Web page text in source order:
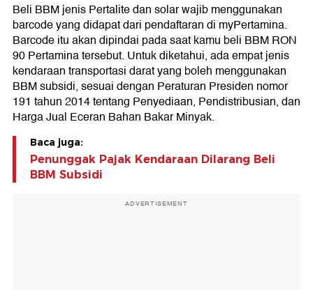
Beli BBM jenis Pertalite dan solar wajib menggunakan
barcode yang didapat dari pendaftaran di myPertamina.
Barcode itu akan dipindai pada saat kamu beli BBM RON
90 Pertamina tersebut. Untuk diketahui, ada empat jenis
kendaraan transportasi darat yang boleh menggunakan
BBM subsidi, sesuai dengan Peraturan Presiden nomor
191 tahun 2014 tentang Penyediaan, Pendistribusian, dan
Harga Jual Eceran Bahan Bakar Minyak.
Baca juga:
Penunggak Pajak Kendaraan Dilarang Beli
BBM Subsidi
ADVERTISEMENT